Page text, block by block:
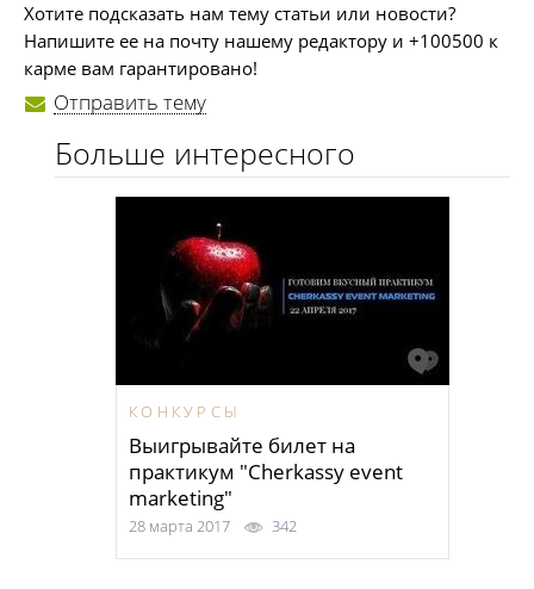
Хотите подсказать нам тему статьи или новости?
Напишите ее на почту нашему редактору и +100500 к
карме вам гарантировано!
Отправить тему
Больше интересного
КОНКУРСЫ
Выигрывайте билет на
практикум "Cherkassy event
marketing"
28 марта 2017 342